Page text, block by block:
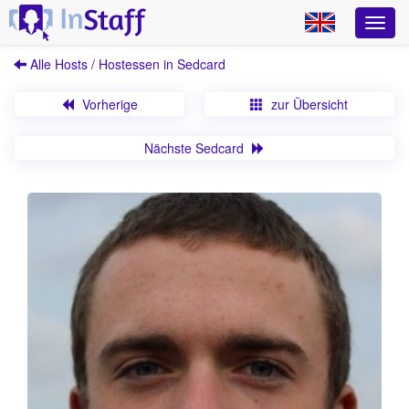
Alle Hosts / Hostessen in Sedcard
Vorherige zur Übersicht
Nächste Sedcard